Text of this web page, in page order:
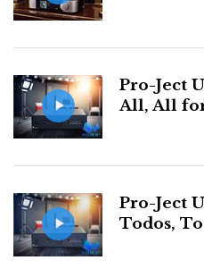
Pro-Ject
All, All
Pro-Ject
Todos,